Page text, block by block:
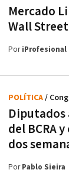
Mercado
Wall
PoriProfesional
Diputados
del BCRA
dos
POLÍTICA/
PorPablo Sieira